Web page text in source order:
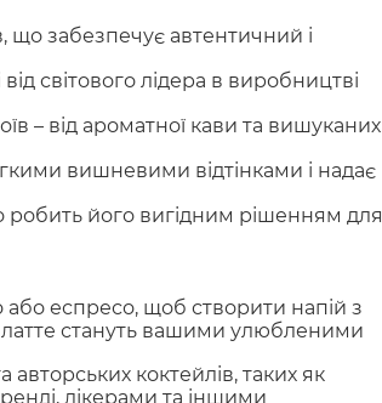
що забезпечує автентичний і
світового лідера в виробництві
– від ароматної кави та вишуканих
вишневими відтінками і надає
його вигідним рішенням для
або еспресо, щоб створити напій з
стануть вашими улюбленими
коктейлів, таких як
лікерами та іншими